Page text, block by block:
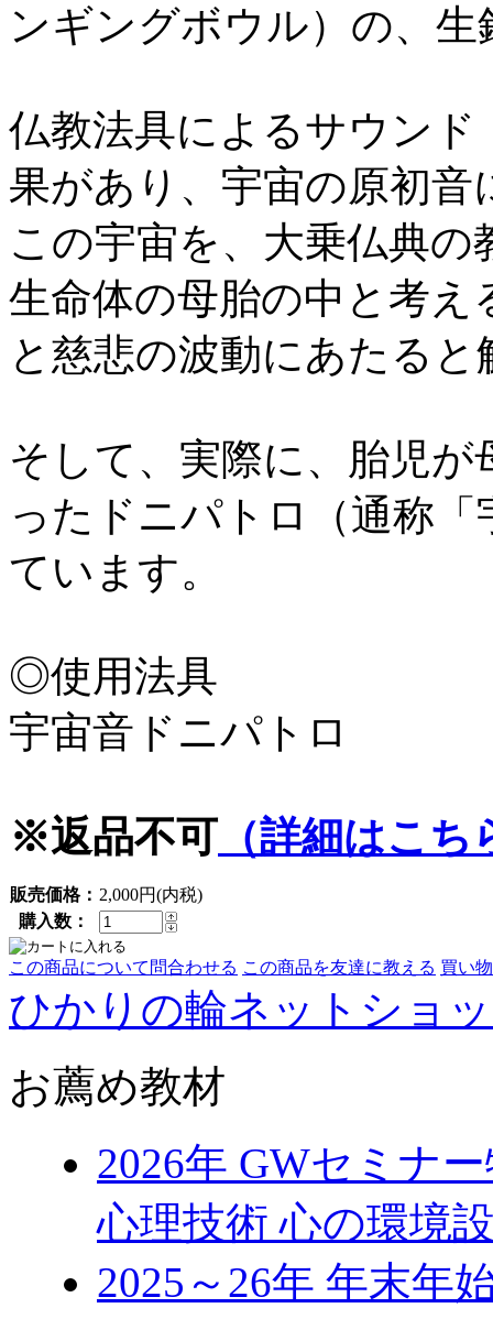
ンギングボウル）の、
仏教法具によるサウン
果があり、宇宙の原初
この宇宙を、大乗仏典
生命体の母胎の中と考
と慈悲の波動にあたる
そして、実際に、胎児
ったドニパトロ（通称
ています。
◎使用法具
宇宙音ドニパトロ
※返品不可 （詳細はこち
販売価格： 2,000円(内税)
購入数：
この商品について問合わせる この商品を友達に教える 買い
ひかりの輪ネットショ
お薦め教材
2026年 GWセミナ
心理技術 心の環境
2025～26年 年末